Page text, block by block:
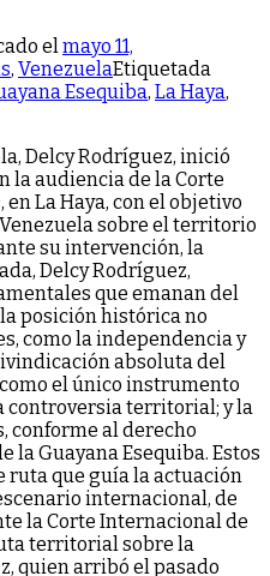
el mayo 11,
, VenezuelaEtiquetada
Esequiba, La Haya,
Delcy Rodríguez, inició
la audiencia de la Corte
La Haya, con el objetivo
sobre el territorio
su intervención, la
Delcy Rodríguez,
que emanan del
posición histórica no
como la independencia y
absoluta del
el único instrumento
territorial; y la
conforme al derecho
Guayana Esequiba. Estos
que guía la actuación
internacional, de
la Corte Internacional de
territorial sobre la
quien arribó el pasado